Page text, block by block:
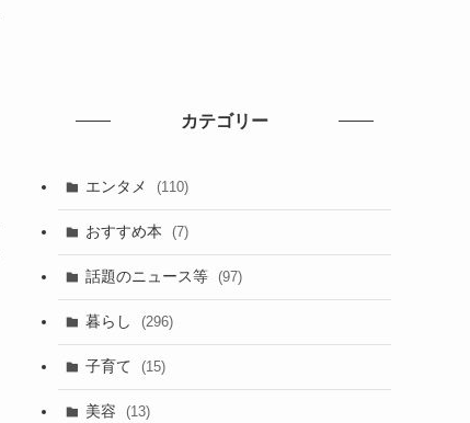
カテゴリー
エンタメ (110)
おすすめ本 (7)
話題のニュース等 (97)
暮らし (296)
子育て (15)
美容 (13)